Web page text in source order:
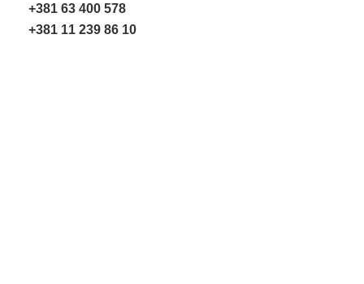
+381 63 400 578
+381 11 239 86 10